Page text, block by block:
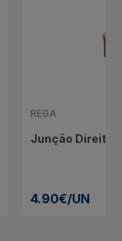
REGA
Junção Direita
4.90€/UN